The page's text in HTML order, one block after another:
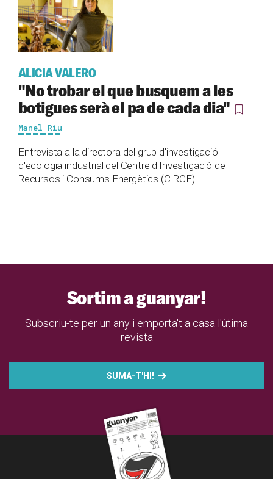
ALICIA VALERO
"No trobar el que busquem a les
botigues serà el pa de cada dia"
Manel Riu
Entrevista a la directora del grup d'investigació
d'ecologia industrial del Centre d'Investigació de
Recursos i Consums Energètics (CIRCE)
Sortim a guanyar!
Subscriu-te per un any i emporta't a casa l'útima
revista
SUMA-T'HI!